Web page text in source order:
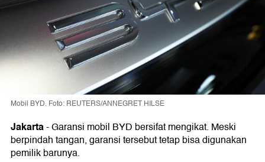
Mobil BYD. Foto: REUTERS/ANNEGRET HILSE
Jakarta-Garansi mobil BYD bersifat mengikat. Meski
berpindah tangan, garansi tersebut tetap bisa digunakan
pemilik barunya.